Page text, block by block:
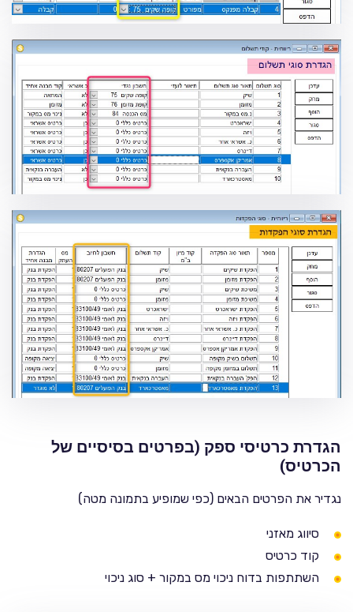
הגדרת כרטיסי ספק (בפרטים בסיסיים של
הכרטיס)
נגדיר את הפרטים הבאים (כפי שמופיע בתמונה מטה)
סיווג מאזני
קוד כרטיס
השתתפות בדוח ניכוי מס במקור + סוג ניכוי